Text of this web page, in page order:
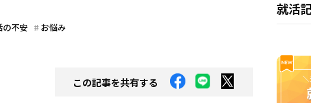
の不安 お悩み
この記事を共有する
就活